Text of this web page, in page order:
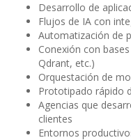
Desarrollo de
Flujos de IA con
Automatización de
Conexión con
Qdrant, etc.)
Orquestación de
Prototipado rápido
Agencias que
clientes
Entornos